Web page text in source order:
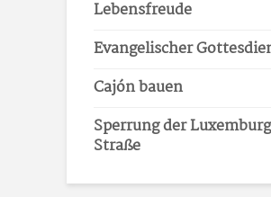
Lebensfreude
Evangelischer
Cajón bauen
Sperrung der
Straße